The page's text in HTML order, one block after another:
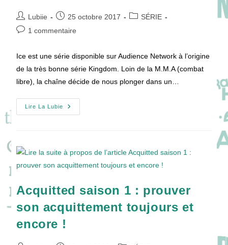
Auteur/autrice
de
Lubiie
Publication
publiée :
25 octobre 2017
PostSÉRIE
Commentaires
1 commentaire
Ice est une série disponible sur Audience Network à l’origine
de la très bonne série Kingdom. Loin de la M.M.A (combat
libre), la chaîne décide de nous plonger dans un…
Lire La Lubie
Ice
:
Qui
Brille
!
Acquitted saison 1 : prouver
son acquittement toujours et
encore !